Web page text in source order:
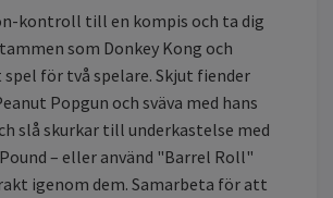
kontroll till en kompis och ta dig
som Donkey Kong och
spel för två spelare. Skjut fiender
Popgun och sväva med hans
slå skurkar till underkastelse med
– eller använd "Barrel Roll"
igenom dem. Samarbeta för att